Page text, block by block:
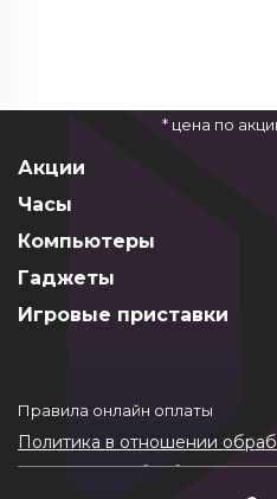
* цена по
Акции
Часы
Компьютеры
Гаджеты
Игровые приставки
Правила онлайн оплаты
Политика в отношении
Согласие на обработку ПДн